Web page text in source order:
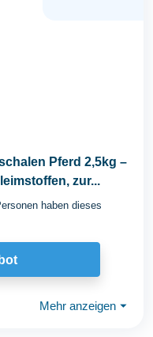
Pferd 2,5kg –
zur...
haben dieses
Mehr anzeigen ⏷